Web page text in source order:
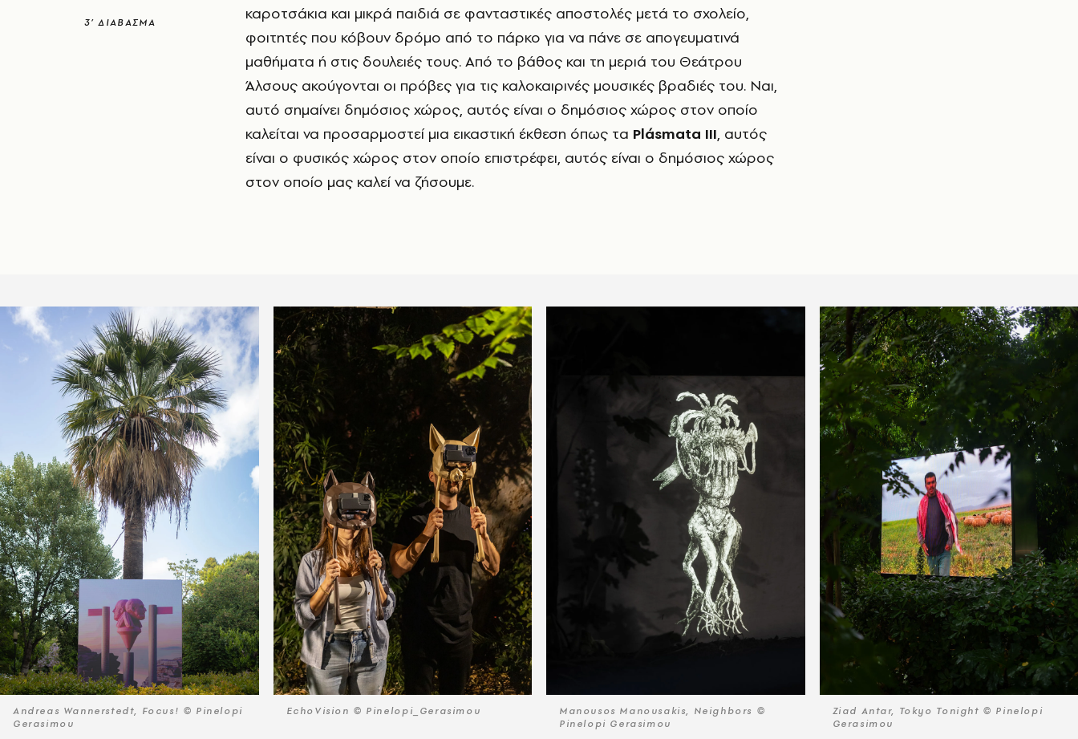
3’ ΔΙΑΒΑΣΜΑ
καροτσάκια και μικρά παιδιά σε φανταστικές αποστολές μετά το σχολείο,
φοιτητές που κόβουν δρόμο από το πάρκο για να πάνε σε απογευματινά
μαθήματα ή στις δουλειές τους. Από το βάθος και τη μεριά του Θεάτρου
Άλσους ακούγονται οι πρόβες για τις καλοκαιρινές μουσικές βραδιές του. Ναι,
αυτό σημαίνει δημόσιος χώρος, αυτός είναι ο δημόσιος χώρος στον οποίο
καλείται να προσαρμοστεί μια εικαστική έκθεση όπως τα Plásmata ΙΙΙ, αυτός
είναι ο φυσικός χώρος στον οποίο επιστρέφει, αυτός είναι ο δημόσιος χώρος
στον οποίο μας καλεί να ζήσουμε.
Andreas Wannerstedt, Focus! © Pinelopi
Gerasimou
EchoVision © Pinelopi_Gerasimou
Manousos Manousakis, Neighbors ©
Pinelopi Gerasimou
Ziad Antar, Tokyo Tonight © Pinelopi
Gerasimou